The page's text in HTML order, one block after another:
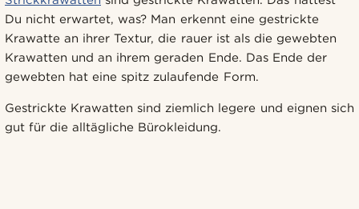
Du nicht erwartet, was? Man erkennt eine gestrickte
Krawatte an ihrer Textur, die rauer ist als die gewebten
Krawatten und an ihrem geraden Ende. Das Ende der
gewebten hat eine spitz zulaufende Form.
Gestrickte Krawatten sind ziemlich legere und eignen sich
gut für die alltägliche Bürokleidung.